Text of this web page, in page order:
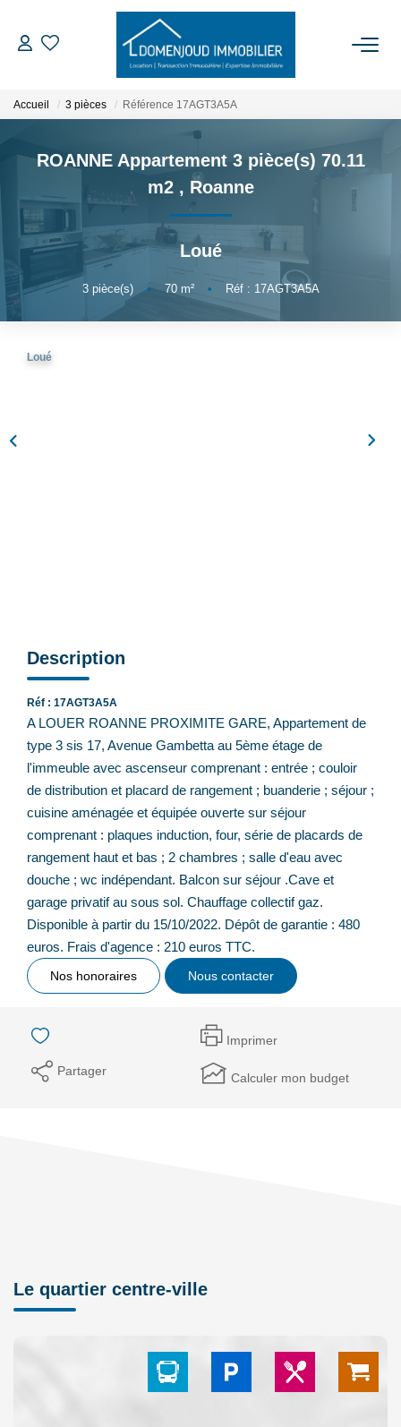
ACHETER
LOUER
EXPERTISER
NOTRE AGENCE
Accueil 3 pièces Référence 17AGT3A5A
ROANNE Appartement 3 pièce(s) 70.11
m2 , Roanne
Loué
3pièce(s) • 70m² • Réf : 17AGT3A5A
Loué
Description
Réf : 17AGT3A5A
A LOUER ROANNE PROXIMITE GARE, Appartement de
type 3 sis 17, Avenue Gambetta au 5ème étage de
l'immeuble avec ascenseur comprenant : entrée ; couloir
de distribution et placard de rangement ; buanderie ; séjour ;
cuisine aménagée et équipée ouverte sur séjour
comprenant : plaques induction, four, série de placards de
rangement haut et bas ; 2 chambres ; salle d'eau avec
douche ; wc indépendant. Balcon sur séjour .Cave et
garage privatif au sous sol. Chauffage collectif gaz.
Disponible à partir du 15/10/2022. Dépôt de garantie : 480
euros. Frais d'agence : 210 euros TTC.
Nos honoraires Nous contacter
Imprimer
Partager Calculer mon budget
Le quartier centre-ville